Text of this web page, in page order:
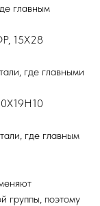
главным
15Х28
где главными
где главным
группы, поэтому